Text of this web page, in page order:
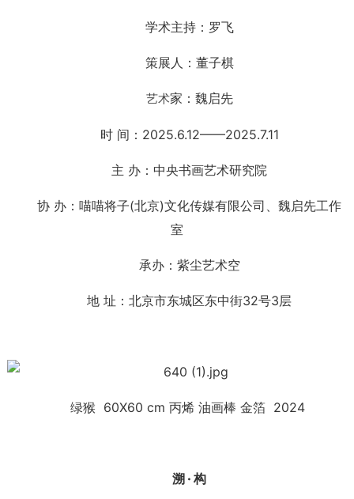
学术主持：罗飞
策展人：董子棋
艺术家：魏启先
时 间：2025.6.12——2025.7.11
主 办：中央书画艺术研究院
协 办：喵喵将子(北京)文化传媒有限公司、魏启先工作
室
承办：紫尘艺术空
地 址：北京市东城区东中街32号3层
绿猴 60X60 cm 丙烯 油画棒 金箔 2024
溯 · 构